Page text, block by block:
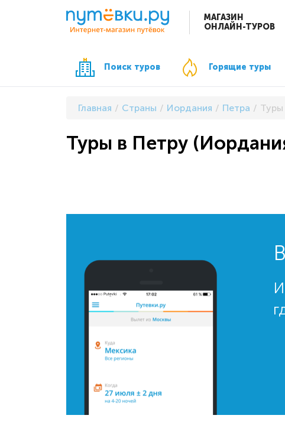
МАГАЗИН
ОНЛАЙН-ТУРОВ
Поиск туров Горящие туры
Главная Страны Иордания Петра Туры
Туры в Петру